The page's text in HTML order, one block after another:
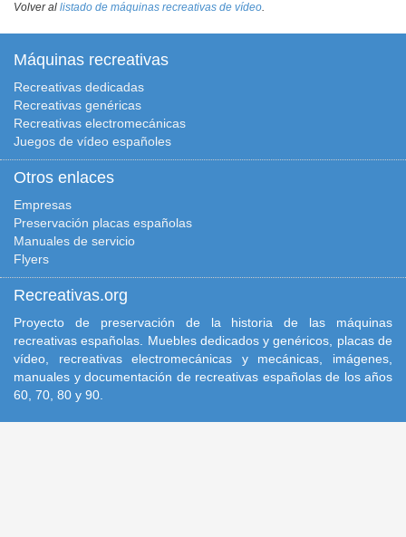
Volver al listado de máquinas recreativas de vídeo.
Máquinas recreativas
Recreativas dedicadas
Recreativas genéricas
Recreativas electromecánicas
Juegos de vídeo españoles
Otros enlaces
Empresas
Preservación placas españolas
Manuales de servicio
Flyers
Recreativas.org
Proyecto de preservación de la historia de las máquinas
recreativas españolas. Muebles dedicados y genéricos, placas de
vídeo, recreativas electromecánicas y mecánicas, imágenes,
manuales y documentación de recreativas españolas de los años
60, 70, 80 y 90.